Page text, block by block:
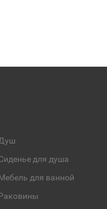
для душа
для ванной